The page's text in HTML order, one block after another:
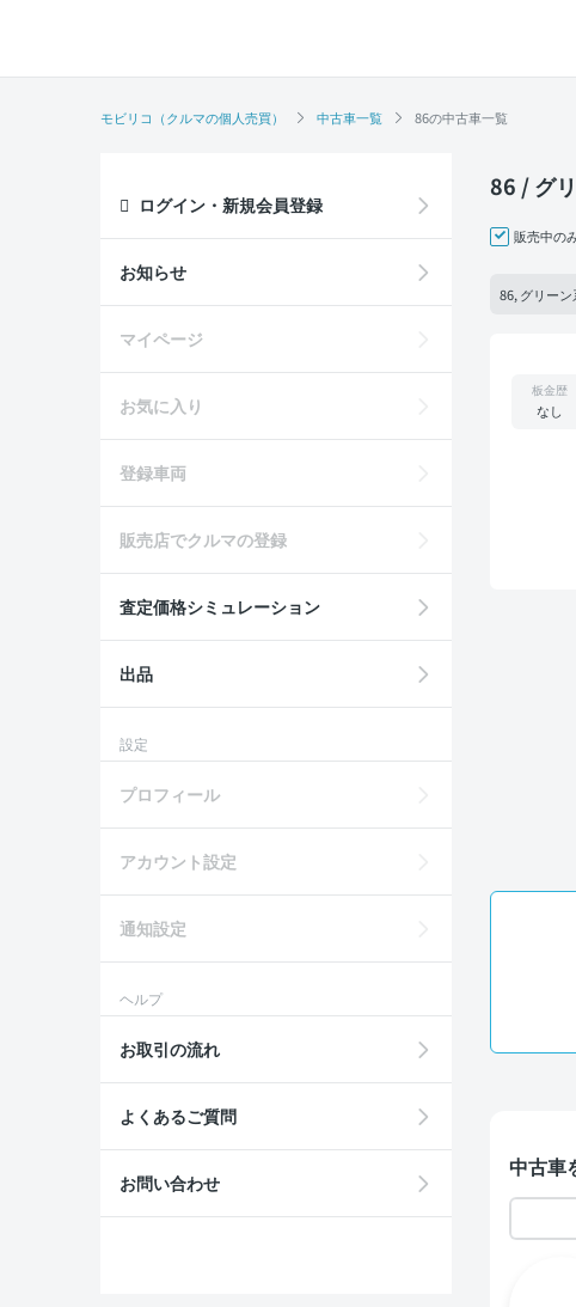
モビリコ（クルマの個人売買） 中古車一覧 86の中古車一覧
86 / グ
販売中の
86, グリーン
板金歴
なし
中古車
ログイン・新規会員登録
お知らせ
マイページ
お気に入り
登録車両
販売店でクルマの登録
査定価格シミュレーション
出品
設定
プロフィール
アカウント設定
通知設定
ヘルプ
お取引の流れ
よくあるご質問
お問い合わせ